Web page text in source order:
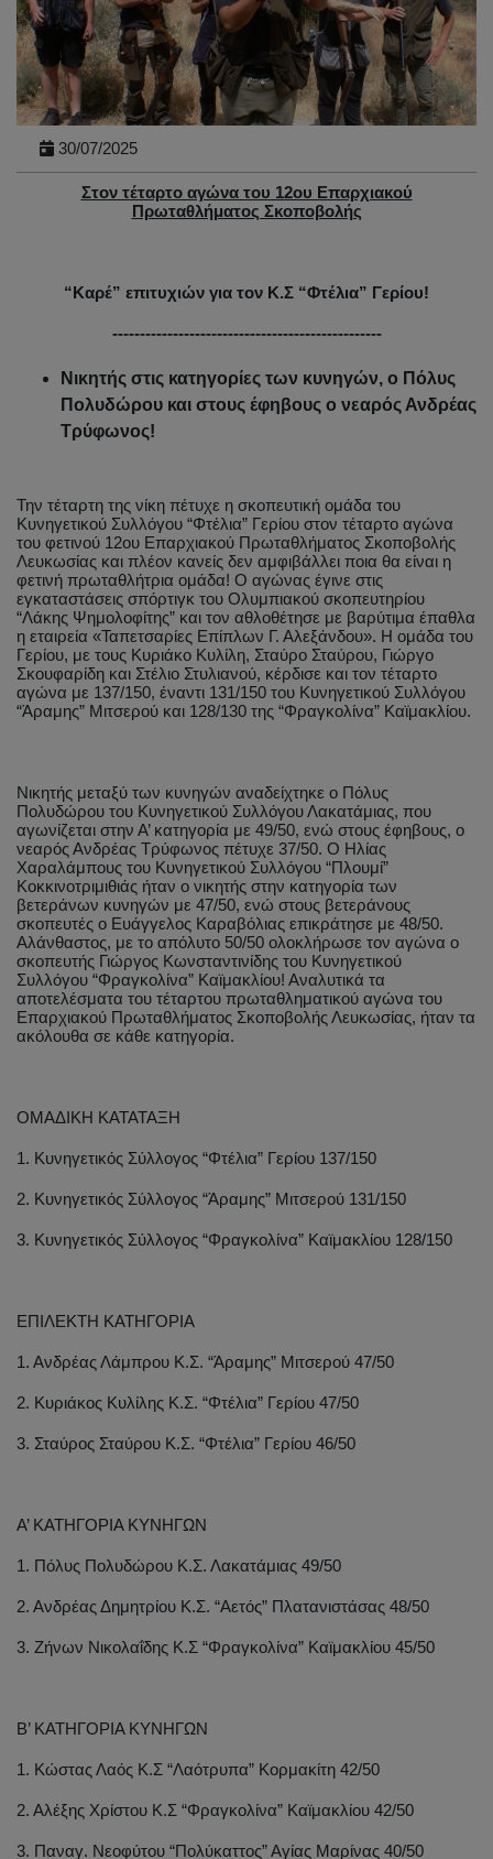
30/07/2025
Στον τέταρτο αγώνα του 12ου Επαρχιακού
Πρωταθλήματος Σκοποβολής
“Καρέ” επιτυχιών για τον Κ.Σ “Φτέλια” Γερίου!
-------------------------------------------------
Νικητής στις κατηγορίες των κυνηγών, ο Πόλυς
Πολυδώρου και στους έφηβους ο νεαρός Ανδρέας
Τρύφωνος!
Την τέταρτη της νίκη πέτυχε η σκοπευτική ομάδα του
Κυνηγετικού Συλλόγου “Φτέλια” Γερίου στον τέταρτο αγώνα
του φετινού 12ου Επαρχιακού Πρωταθλήματος Σκοποβολής
Λευκωσίας και πλέον κανείς δεν αμφιβάλλει ποια θα είναι η
φετινή πρωταθλήτρια ομάδα! Ο αγώνας έγινε στις
εγκαταστάσεις σπόρτιγκ του Ολυμπιακού σκοπευτηρίου
“Λάκης Ψημολοφίτης” και τον αθλοθέτησε με βαρύτιμα έπαθλα
η εταιρεία «Ταπετσαρίες Επίπλων Γ. Αλεξάνδου». Η ομάδα του
Γερίου, με τους Κυριάκο Κυλίλη, Σταύρο Σταύρου, Γιώργο
Σκουφαρίδη και Στέλιο Στυλιανού, κέρδισε και τον τέταρτο
αγώνα με 137/150, έναντι 131/150 του Κυνηγετικού Συλλόγου
“Άραμης” Μιτσερού και 128/130 της “Φραγκολίνα” Καϊμακλίου.
Νικητής μεταξύ των κυνηγών αναδείχτηκε ο Πόλυς
Πολυδώρου του Κυνηγετικού Συλλόγου Λακατάμιας, που
αγωνίζεται στην Α’ κατηγορία με 49/50, ενώ στους έφηβους, ο
νεαρός Ανδρέας Τρύφωνος πέτυχε 37/50. Ο Ηλίας
Χαραλάμπους του Κυνηγετικού Συλλόγου “Πλουμί”
Κοκκινοτριμιθιάς ήταν ο νικητής στην κατηγορία των
βετεράνων κυνηγών με 47/50, ενώ στους βετεράνους
σκοπευτές ο Ευάγγελος Καραβόλιας επικράτησε με 48/50.
Αλάνθαστος, με το απόλυτο 50/50 ολοκλήρωσε τον αγώνα ο
σκοπευτής Γιώργος Κωνσταντινίδης του Κυνηγετικού
Συλλόγου “Φραγκολίνα” Καϊμακλίου! Αναλυτικά τα
αποτελέσματα του τέταρτου πρωταθληματικού αγώνα του
Επαρχιακού Πρωταθλήματος Σκοποβολής Λευκωσίας, ήταν τα
ακόλουθα σε κάθε κατηγορία.
ΟΜΑΔΙΚΗ ΚΑΤΑΤΑΞΗ
1. Κυνηγετικός Σύλλογος “Φτέλια” Γερίου 137/150
2. Κυνηγετικός Σύλλογος “Άραμης” Μιτσερού 131/150
3. Κυνηγετικός Σύλλογος “Φραγκολίνα” Καϊμακλίου 128/150
ΕΠΙΛΕΚΤΗ ΚΑΤΗΓΟΡΙΑ
1. Ανδρέας Λάμπρου Κ.Σ. “Άραμης” Μιτσερού 47/50
2. Κυριάκος Κυλίλης Κ.Σ. “Φτέλια” Γερίου 47/50
3. Σταύρος Σταύρου Κ.Σ. “Φτέλια” Γερίου 46/50
Α’ ΚΑΤΗΓΟΡΙΑ ΚΥΝΗΓΩΝ
1. Πόλυς Πολυδώρου Κ.Σ. Λακατάμιας 49/50
2. Ανδρέας Δημητρίου Κ.Σ. “Αετός” Πλατανιστάσας 48/50
3. Ζήνων Νικολαΐδης Κ.Σ “Φραγκολίνα” Καϊμακλίου 45/50
Β’ ΚΑΤΗΓΟΡΙΑ ΚΥΝΗΓΩΝ
1. Κώστας Λαός Κ.Σ “Λαότρυπα” Κορμακίτη 42/50
2. Αλέξης Χρίστου Κ.Σ “Φραγκολίνα” Καϊμακλίου 42/50
3. Παναγ. Νεοφύτου “Πολύκαττος” Αγίας Μαρίνας 40/50